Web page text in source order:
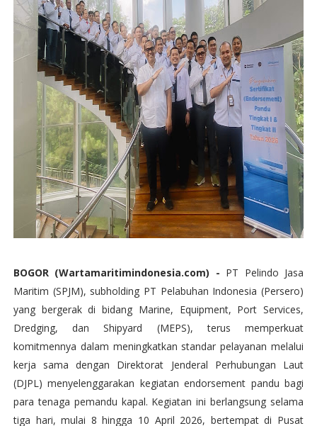
BOGOR (Wartamaritimindonesia.com) - PT Pelindo Jasa
Maritim (SPJM), subholding PT Pelabuhan Indonesia (Persero)
yang bergerak di bidang Marine, Equipment, Port Services,
Dredging, dan Shipyard (MEPS), terus memperkuat
komitmennya dalam meningkatkan standar pelayanan melalui
kerja sama dengan Direktorat Jenderal Perhubungan Laut
(DJPL) menyelenggarakan kegiatan endorsement pandu bagi
para tenaga pemandu kapal. Kegiatan ini berlangsung selama
tiga hari, mulai 8 hingga 10 April 2026, bertempat di Pusat